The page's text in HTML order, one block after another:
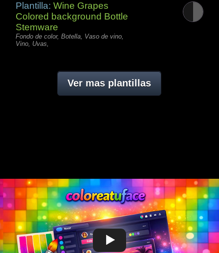
Plantilla:Wine Grapes
Colored background Bottle
Stemware
Fondo de color, Botella, Vaso de vino,
Vino, Uvas,
Ver mas plantillas